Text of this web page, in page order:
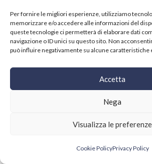
Per fornire le migliori esperienze, utilizziamo
memorizzare e/o accedere alle informazioni del
queste tecnologie ci permetterà di elaborare dati
navigazione o ID unici su questo sito. Non
può influire negativamente su alcune caratteristiche
Accetta
Nega
Visualizza le preferenze
Cookie PolicyPrivacy Policy